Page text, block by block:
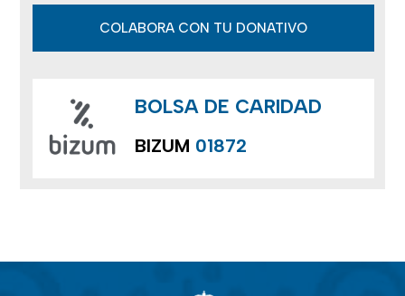
COLABORA CON TU DONATIVO
BOLSA DE CARIDAD
BIZUM 01872